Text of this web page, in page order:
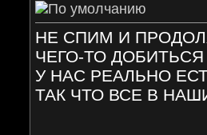
НЕ СПИМ И
ЧЕГО-ТО ДОБИТЬСЯ
У НАС РЕАЛЬНО
ТАК ЧТО ВСЕ В